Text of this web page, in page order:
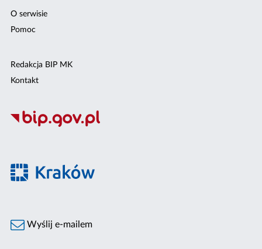
O serwisie
Pomoc
Redakcja BIP MK
Kontakt
Wyślij e-mailem